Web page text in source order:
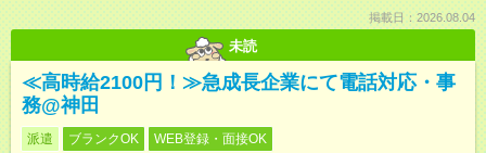
掲載日：2026.08.04
未読
≪高時給2100円！≫急成長企業にて電話対応・事
務@神田
派遣 ブランクOK WEB登録・面接OK